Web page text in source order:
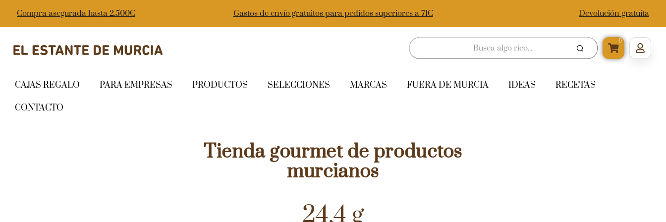
Compra asegurada hasta 2.500€ Gastos de envío gratuitos para pedidos superiores a 71€ Devolución gratuita
0
CAJAS REGALO PARA EMPRESAS PRODUCTOS SELECCIONES MARCAS FUERA DE MURCIA IDEAS RECETAS
CONTACTO
Tienda gourmet de productos
murcianos
24,4 g